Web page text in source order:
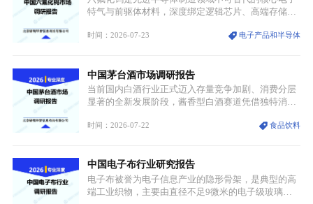
特气与前驱体材料，深度绑定逻辑芯片、高端存储芯
沉积（CVD）、原子层沉积（ALD）工艺专用前驱体
密制造流程。
时间：2026-07-23 电子产品和半导体
中国茅台酒市场调研报告
当前国内白酒行业正式迈入存量竞争加剧、消费分层
显著的全新发展阶段，酱香型白酒赛道凭借独特消费
道。贵州茅台凭借独一无二的核心产区壁垒、刚性产
业。
时间：2026-07-22 食品饮料
中国电子布行业研究报告
电子布被誉为电子信息产业的隐形骨架，是典型的高
端工业织物，主要由直径不足9微米的电子级玻璃纤